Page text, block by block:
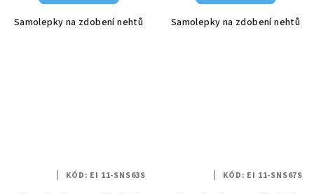
Samolepky na zdobení nehtů Samolepky na zdobení nehtů
KÓD: EI 11-SNS63S KÓD: EI 11-SNS67S